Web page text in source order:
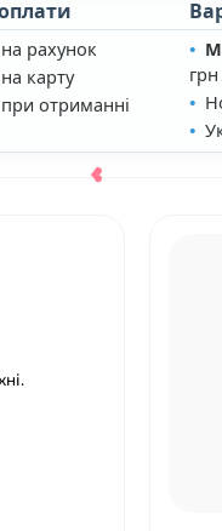
рахунок
карту
отриманні
грн